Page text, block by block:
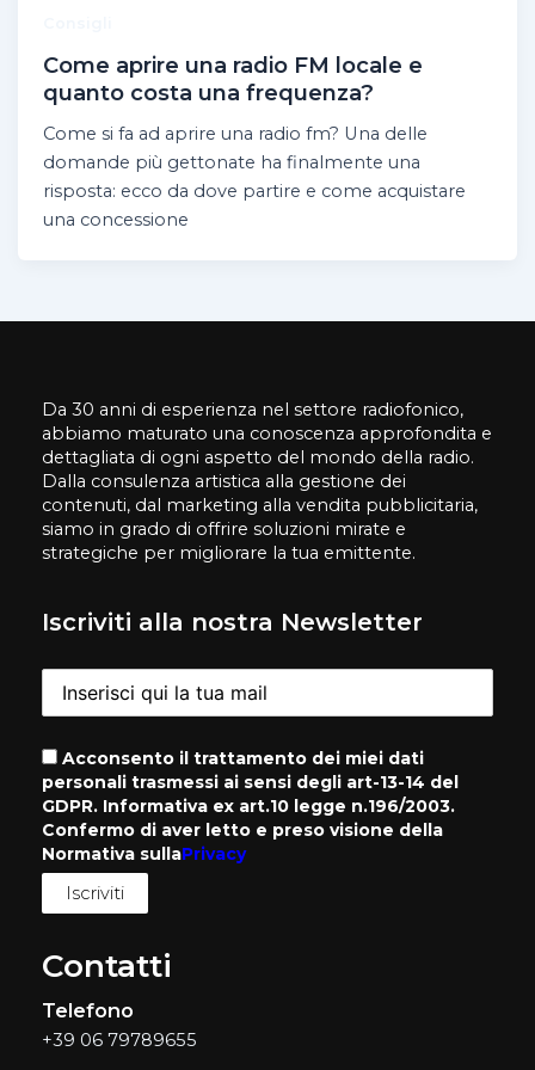
Come aprire una radio FM locale e
quanto costa una frequenza?
Come si fa ad aprire una radio fm? Una delle
domande più gettonate ha finalmente una
risposta: ecco da dove partire e come acquistare
una concessione
Da 30 anni di esperienza nel settore radiofonico,
abbiamo maturato una conoscenza approfondita e
dettagliata di ogni aspetto del mondo della radio.
Dalla consulenza artistica alla gestione dei
contenuti, dal marketing alla vendita pubblicitaria,
siamo in grado di offrire soluzioni mirate e
strategiche per migliorare la tua emittente.
Iscriviti alla nostra Newsletter
Acconsento il trattamento dei miei dati
personali trasmessi ai sensi degli art-13-14 del
GDPR. Informativa ex art.10 legge n.196/2003.
Confermo di aver letto e preso visione della
Normativa sullaPrivacy
Contatti
Telefono
+39 06 79789655